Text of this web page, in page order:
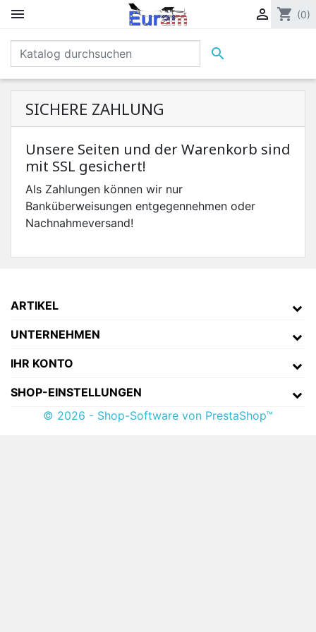
  shopping_cart (0)

SICHERE ZAHLUNG
Unsere Seiten und der Warenkorb sind
mit SSL gesichert!
Als Zahlungen können wir nur
Banküberweisungen entgegennehmen oder
Nachnahmeversand!
ARTIKEL
UNTERNEHMEN
IHR KONTO
SHOP-EINSTELLUNGEN
© 2026 - Shop-Software von PrestaShop™